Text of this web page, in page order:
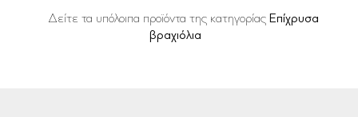
Δείτε τα υπόλοιπα προϊόντα της κατηγορίας Επίχρυσα
βραχιόλια